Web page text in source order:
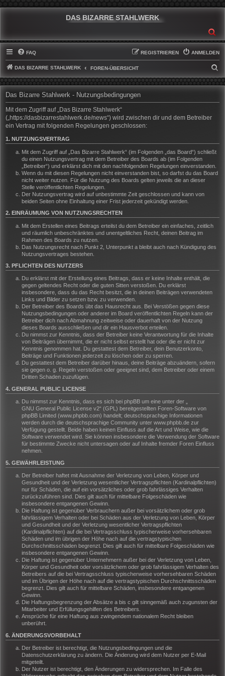
DAS BIZARRE STAHLWERK
FAQ ANMELDEN
REGISTRIEREN
DAS BIZARRE STAHLWERK FOREN-ÜBERSICHT
U
H
Das Bizarre Stahlwerk - Nutzungsbedingungen
Mit dem Zugriff auf „Das Bizarre Stahlwerk“
(„https://dasbizarrestahlwerk.de/news“) wird zwischen dir und dem Betreiber
ein Vertrag mit folgenden Regelungen geschlossen:
1. NUTZUNGSVERTRAG
Mit dem Zugriff auf „Das Bizarre Stahlwerk“ (im Folgenden „das Board“) schließt
du einen Nutzungsvertrag mit dem Betreiber des Boards ab (im Folgenden
„Betreiber“) und erklärst dich mit den nachfolgenden Regelungen einverstanden.
Wenn du mit diesen Regelungen nicht einverstanden bist, so darfst du das Board
nicht weiter nutzen. Für die Nutzung des Boards gelten jeweils die an dieser
Stelle veröffentlichten Regelungen.
Der Nutzungsvertrag wird auf unbestimmte Zeit geschlossen und kann von
beiden Seiten ohne Einhaltung einer Frist jederzeit gekündigt werden.
2. EINRÄUMUNG VON NUTZUNGSRECHTEN
Mit dem Erstellen eines Beitrags erteilst du dem Betreiber ein einfaches, zeitlich
und räumlich unbeschränktes und unentgeltliches Recht, deinen Beitrag im
Rahmen des Boards zu nutzen.
Das Nutzungsrecht nach Punkt 2, Unterpunkt a bleibt auch nach Kündigung des
Nutzungsvertrages bestehen.
3. PFLICHTEN DES NUTZERS
Du erklärst mit der Erstellung eines Beitrags, dass er keine Inhalte enthält, die
gegen geltendes Recht oder die guten Sitten verstoßen. Du erklärst
insbesondere, dass du das Recht besitzt, die in deinen Beiträgen verwendeten
Links und Bilder zu setzen bzw. zu verwenden.
Der Betreiber des Boards übt das Hausrecht aus. Bei Verstößen gegen diese
Nutzungsbedingungen oder anderer im Board veröffentlichten Regeln kann der
Betreiber dich nach Abmahnung zeitweise oder dauerhaft von der Nutzung
dieses Boards ausschließen und dir ein Hausverbot erteilen.
Du nimmst zur Kenntnis, dass der Betreiber keine Verantwortung für die Inhalte
von Beiträgen übernimmt, die er nicht selbst erstellt hat oder die er nicht zur
Kenntnis genommen hat. Du gestattest dem Betreiber, dein Benutzerkonto,
Beiträge und Funktionen jederzeit zu löschen oder zu sperren.
Du gestattest dem Betreiber darüber hinaus, deine Beiträge abzuändern, sofern
sie gegen o. g. Regeln verstoßen oder geeignet sind, dem Betreiber oder einem
Dritten Schaden zuzufügen.
4. GENERAL PUBLIC LICENSE
Du nimmst zur Kenntnis, dass es sich bei phpBB um eine unter der „
GNU General Public License v2“ (GPL) bereitgestellten Foren-Software von
phpBB Limited (www.phpbb.com) handelt; deutschsprachige Informationen
werden durch die deutschsprachige Community unter www.phpbb.de zur
Verfügung gestellt. Beide haben keinen Einfluss auf die Art und Weise, wie die
Software verwendet wird. Sie können insbesondere die Verwendung der Software
für bestimmte Zwecke nicht untersagen oder auf Inhalte fremder Foren Einfluss
nehmen.
5. GEWÄHRLEISTUNG
Der Betreiber haftet mit Ausnahme der Verletzung von Leben, Körper und
Gesundheit und der Verletzung wesentlicher Vertragspflichten (Kardinalpflichten)
nur für Schäden, die auf ein vorsätzliches oder grob fahrlässiges Verhalten
zurückzuführen sind. Dies gilt auch für mittelbare Folgeschäden wie
insbesondere entgangenen Gewinn.
Die Haftung ist gegenüber Verbrauchern außer bei vorsätzlichem oder grob
fahrlässigem Verhalten oder bei Schäden aus der Verletzung von Leben, Körper
und Gesundheit und der Verletzung wesentlicher Vertragspflichten
(Kardinalpflichten) auf die bei Vertragsschluss typischerweise vorhersehbaren
Schäden und im übrigen der Höhe nach auf die vertragstypischen
Durchschnittsschäden begrenzt. Dies gilt auch für mittelbare Folgeschäden wie
insbesondere entgangenen Gewinn.
Die Haftung ist gegenüber Unternehmern außer bei der Verletzung von Leben,
Körper und Gesundheit oder vorsätzlichem oder grob fahrlässigem Verhalten des
Betreibers auf die bei Vertragsschluss typischerweise vorhersehbaren Schäden
und im Übrigen der Höhe nach auf die vertragstypischen Durchschnittsschäden
begrenzt. Dies gilt auch für mittelbare Schäden, insbesondere entgangenen
Gewinn.
Die Haftungsbegrenzung der Absätze a bis c gilt sinngemäß auch zugunsten der
Mitarbeiter und Erfüllungsgehilfen des Betreibers.
Ansprüche für eine Haftung aus zwingendem nationalem Recht bleiben
unberührt.
6. ÄNDERUNGSVORBEHALT
Der Betreiber ist berechtigt, die Nutzungsbedingungen und die
Datenschutzerklärung zu ändern. Die Änderung wird dem Nutzer per E-Mail
mitgeteilt.
Der Nutzer ist berechtigt, den Änderungen zu widersprechen. Im Falle des